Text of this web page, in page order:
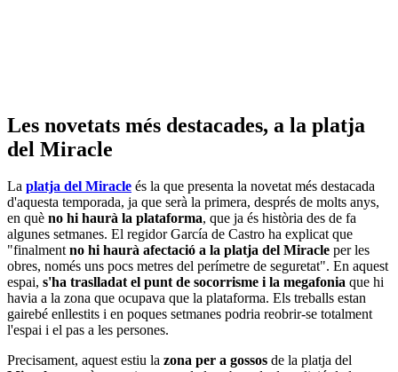
Les novetats més destacades, a la platja
del Miracle
La platja del Miracle és la que presenta la novetat més destacada
d'aquesta temporada, ja que serà la primera, després de molts anys,
en què no hi haurà la plataforma, que ja és història des de fa
algunes setmanes. El regidor García de Castro ha explicat que
"finalmentno hi haurà afectació a la platja del Miracle per les
obres, només uns pocs metres del perímetre de seguretat". En aquest
espai, s'ha traslladat el punt de socorrisme i la megafonia que hi
havia a la zona que ocupava que la plataforma. Els treballs estan
gairebé enllestits i en poques setmanes podria reobrir-se totalment
l'espai i el pas a les persones.
Precisament, aquest estiu la zona per a gossos de la platja del